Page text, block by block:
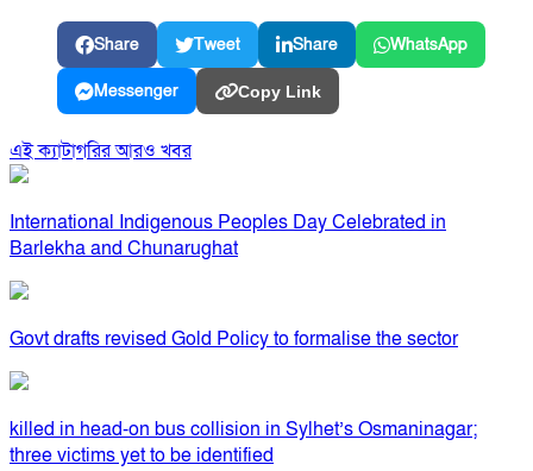
Share Tweet Share WhatsApp
Messenger Copy Link
এই ক্যাটাগরির আরও খবর
International Indigenous Peoples Day Celebrated in
Barlekha and Chunarughat
Govt drafts revised Gold Policy to formalise the sector
killed in head-on bus collision in Sylhet’s Osmaninagar;
three victims yet to be identified